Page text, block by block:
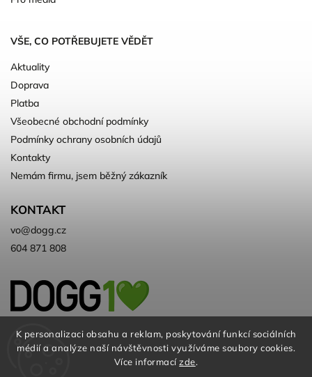
K personalizaci obsahu a reklam, poskytování funkcí sociálních
médií a analýze naší návštěvnosti využíváme soubory cookies.
Více informacízde.
VŠE, CO POTŘEBUJETE VĚDĚT
Aktuality
Doprava
Platba
Všeobecné obchodní podmínky
Podmínky ochrany osobních údajů
Kontakty
Nemám firmu, jsem běžný zákazník
KONTAKT
vo@dogg.cz
604 871 808
Velkoobchod kvalitních a ♻️eko
chovatelských potřeb. Už 10 let